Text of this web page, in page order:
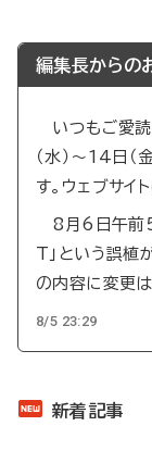
編集長からの
いつもご愛読
（水）～14日
す。ウェブサイ
8月6日午前5
T」という誤植
の内容に変更は
8/5 23:29
新着記事